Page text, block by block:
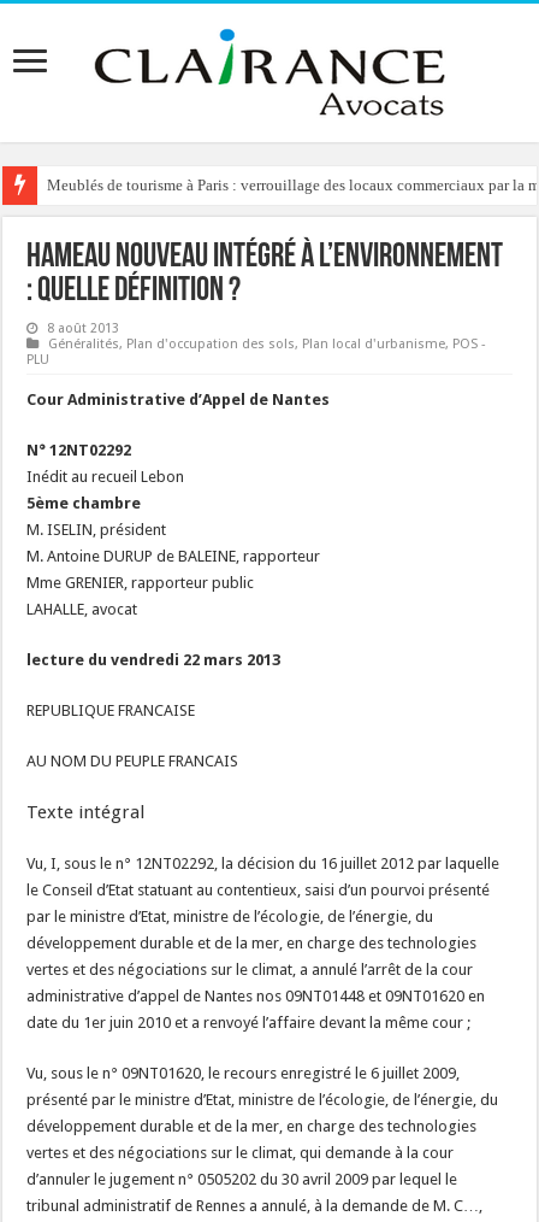
Meublés de tourisme à Paris : verrouillage des locaux commerciaux par la
Permis de construire : le recours abusif sanctionné par une amende ! Peut-
Hameau nouveau intégré à l’environnement
: quelle définition ?
8 août 2013
Généralités, Plan d'occupation des sols, Plan local d'urbanisme, POS -
PLU
Cour Administrative d’Appel de Nantes
N° 12NT02292
Inédit au recueil Lebon
5ème chambre
M. ISELIN, président
M. Antoine DURUP de BALEINE, rapporteur
Mme GRENIER, rapporteur public
LAHALLE, avocat
lecture du vendredi 22 mars 2013
REPUBLIQUE FRANCAISE
AU NOM DU PEUPLE FRANCAIS
Texte intégral
Vu, I, sous le n° 12NT02292, la décision du 16 juillet 2012 par laquelle
le Conseil d’Etat statuant au contentieux, saisi d’un pourvoi présenté
par le ministre d’Etat, ministre de l’écologie, de l’énergie, du
développement durable et de la mer, en charge des technologies
vertes et des négociations sur le climat, a annulé l’arrêt de la cour
administrative d’appel de Nantes nos 09NT01448 et 09NT01620 en
date du 1er juin 2010 et a renvoyé l’affaire devant la même cour ;
Vu, sous le n° 09NT01620, le recours enregistré le 6 juillet 2009,
présenté par le ministre d’Etat, ministre de l’écologie, de l’énergie, du
développement durable et de la mer, en charge des technologies
vertes et des négociations sur le climat, qui demande à la cour
d’annuler le jugement n° 0505202 du 30 avril 2009 par lequel le
tribunal administratif de Rennes a annulé, à la demande de M. C…,